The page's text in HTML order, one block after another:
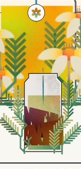
的主調蠟燭是...